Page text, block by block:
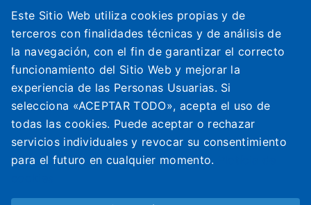
Tank Capacity
Haier HVAC Solutions Spain
Carrer de la Metal·lúrgia, 53,
08908 L‘Hospitalet de Llobregat
España
Haier Italia
Via Marconi, 96
31020 Revine Lago (TV)
Italia
Haier HVAC Solutions UK Ltd
Unit 1, Bourne Works, Whyteleafe Hill, Whyteleafe, CR3 0YB.
Este Sitio Web utiliza cookies propias y de
terceros con finalidades técnicas y de análisis de
la navegación, con el fin de garantizar el correcto
funcionamiento del Sitio Web y mejorar la
experiencia de las Personas Usuarias. Si
selecciona «ACEPTAR TODO», acepta el uso de
todas las cookies. Puede aceptar o rechazar
servicios individuales y revocar su consentimiento
para el futuro en cualquier momento.